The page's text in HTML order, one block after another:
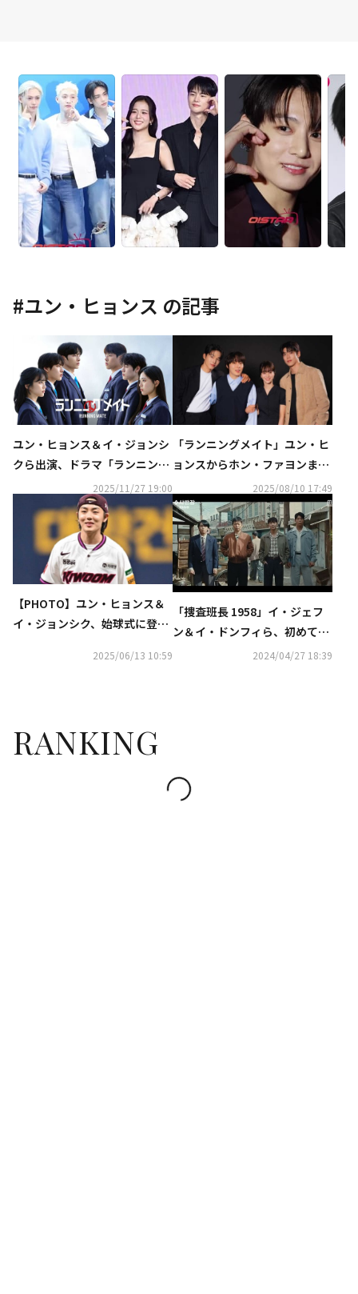
#ユン・ヒョンス の記事
ユン・ヒョンス＆イ・ジョンシ
クら出演、ドラマ「ランニング
メイト」12月11日よりU-NEXT
で配信開始
2025/11/27 19:00
「ランニングメイト」ユン・ヒ
ョンスからホン・ファヨンま
で、作品への愛情を語る“死ぬ
前にもう一度観たい作品”
2025/08/10 17:49
【PHOTO】ユン・ヒョンス＆
イ・ジョンシク、始球式に登
2025/06/13 10:59
「捜査班長 1958」イ・ジェフ
ン＆イ・ドンフィら、初めての
捜査を開始【ネタバレあり】
2024/04/27 18:39
RANKING